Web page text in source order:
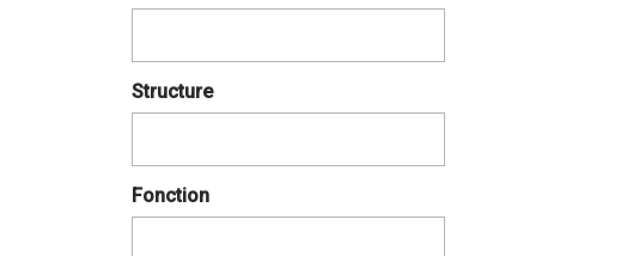
Structure
Fonction